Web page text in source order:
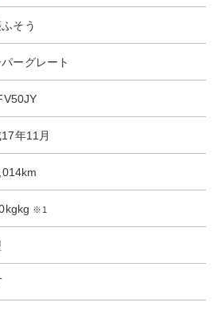
そう
パーグレート
年11月
※1